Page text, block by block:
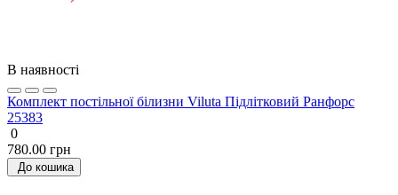
В наявності
Комплект постільної білизни Viluta Підлітковий Ранфорс
25383
0
780.00 грн
До кошика